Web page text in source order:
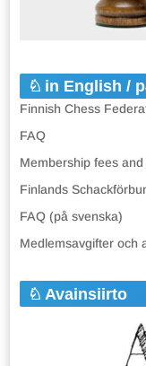
in English /
Finnish Chess
FAQ
Membership fees
Finlands
FAQ (på svenska)
Medlemsavgifter och
Avainsiirto